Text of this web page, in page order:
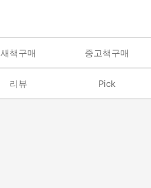
새책구매 중고책구매
리뷰 Pick